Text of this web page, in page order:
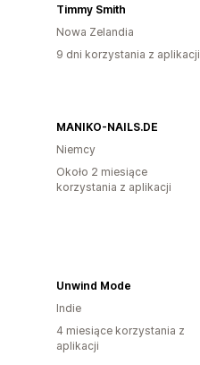
Timmy Smith
Nowa Zelandia
9 dni korzystania z aplikacji
MANIKO-NAILS.DE
Niemcy
Około 2 miesiące
korzystania z aplikacji
Unwind Mode
Indie
4 miesiące korzystania z
aplikacji